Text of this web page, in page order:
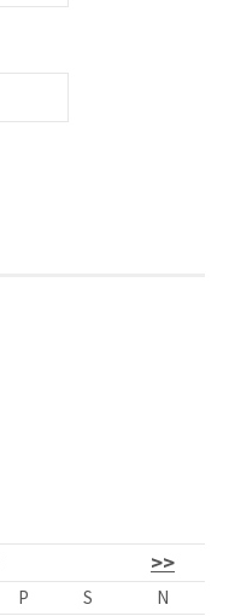
>>
P S
N